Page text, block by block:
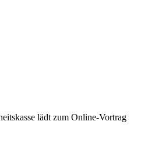
lädt zum Online-Vortrag